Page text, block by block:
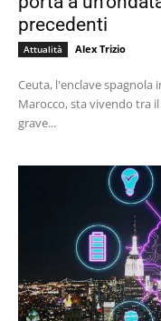
precedenti
Attualità Alex Trizio
Ceuta, l'enclave
Marocco, sta vivendo tra
grave...